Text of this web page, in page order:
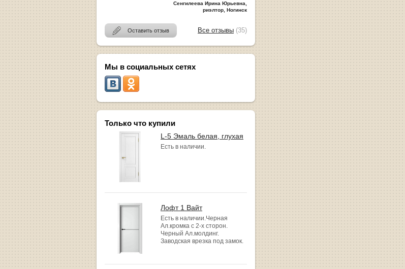
Сенгилеева Ирина Юрьевна,
риэлтор, Ногинск
Оставить отзыв Все отзывы (35)
Мы в социальных сетях
Только что купили
L-5 Эмаль белая, глухая
Есть в наличии.
Лофт 1 Вайт
Есть в наличии.Черная
Ал.кромка с 2-х сторон.
Черный Ал.молдинг.
Заводская врезка под замок.